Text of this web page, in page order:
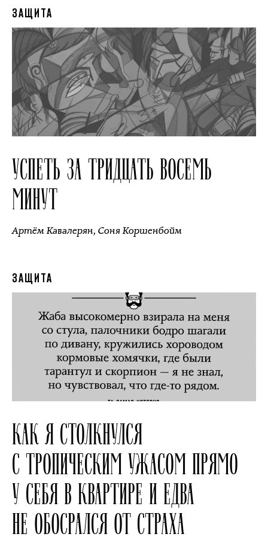
ЗАЩИТА
УСПЕТЬ ЗА ТРИДЦАТЬ ВОСЕМЬ
МИНУТ
Артём Кавалерян, Соня Коршенбойм
ЗАЩИТА
КАК Я СТОЛКНУЛСЯ
С ТРОПИЧЕСКИМ УЖАСОМ ПРЯМО
У СЕБЯ В КВАРТИРЕ И ЕДВА
НЕ ОБОСРАЛСЯ ОТ СТРАХА